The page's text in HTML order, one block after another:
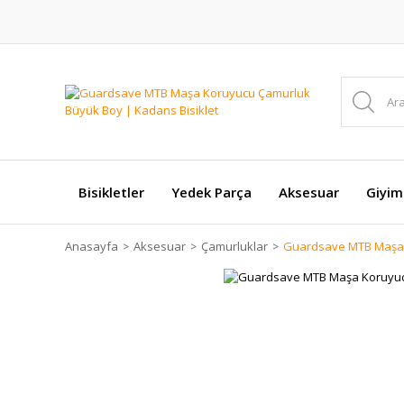
Bisikletler Yedek Parça Aksesuar Giyim
Anasayfa Aksesuar Çamurluklar Guardsave MTB